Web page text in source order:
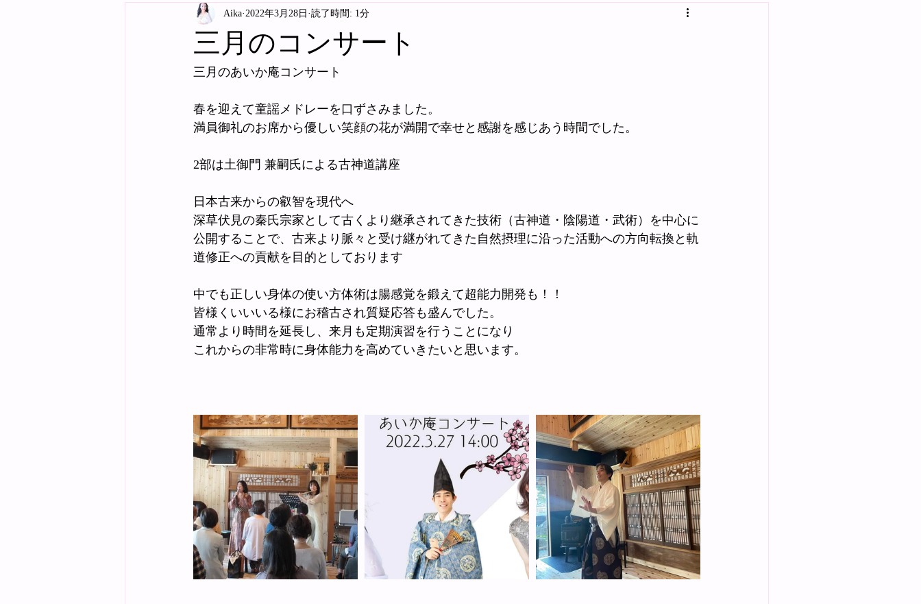
三月のコンサート
Aika 2022年3月28日 読了時間: 1分
三月のあいか庵コンサート
春を迎えて童謡メドレーを口ずさみました。
満員御礼のお席から優しい笑顔の花が満開で幸せと感謝を感じあう時間でした。
2部は土御門 兼嗣氏による古神道講座
日本古来からの叡智を現代へ
深草伏見の秦氏宗家として古くより継承されてきた技術（古神道・陰陽道・武術）を中心に
公開することで、古来より脈々と受け継がれてきた自然摂理に沿った活動への方向転換と軌
道修正への貢献を目的としております
中でも正しい身体の使い方体術は腸感覚を鍛えて超能力開発も！！
皆様くいいいる様にお稽古され質疑応答も盛んでした。
通常より時間を延長し、来月も定期演習を行うことになり
これからの非常時に身体能力を高めていきたいと思います。